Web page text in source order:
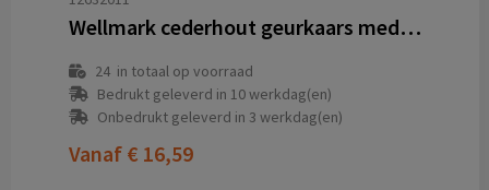
Wellmark cederhout geurkaars medium
24in totaal op voorraad
Bedrukt geleverd in 10 werkdag(en)
Onbedrukt geleverd in 3 werkdag(en)
Vanaf € 16,59